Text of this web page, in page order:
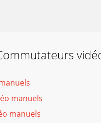
manuels
manuels